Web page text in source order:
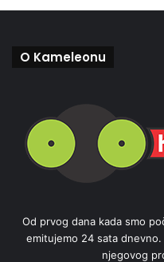
O Kameleonu
Od prvog dana kada smo
emitujemo 24 sata
njegovog